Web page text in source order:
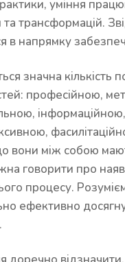
уміння
трансформацій.
в напрямку
значна кількість
професійною,
вони між собою
говорити про
процесу.
ефективно